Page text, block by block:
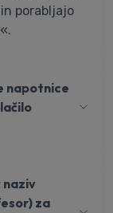
porabljajo
napotnice
naziv
za